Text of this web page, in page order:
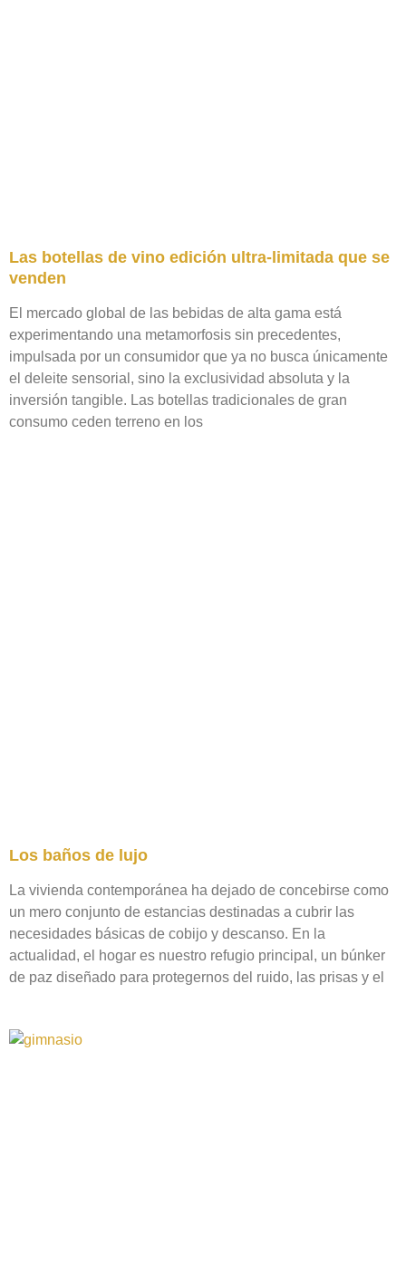
Las botellas de vino edición ultra-limitada que se
venden
El mercado global de las bebidas de alta gama está
experimentando una metamorfosis sin precedentes,
impulsada por un consumidor que ya no busca únicamente
el deleite sensorial, sino la exclusividad absoluta y la
inversión tangible. Las botellas tradicionales de gran
consumo ceden terreno en los
Los baños de lujo
La vivienda contemporánea ha dejado de concebirse como
un mero conjunto de estancias destinadas a cubrir las
necesidades básicas de cobijo y descanso. En la
actualidad, el hogar es nuestro refugio principal, un búnker
de paz diseñado para protegernos del ruido, las prisas y el